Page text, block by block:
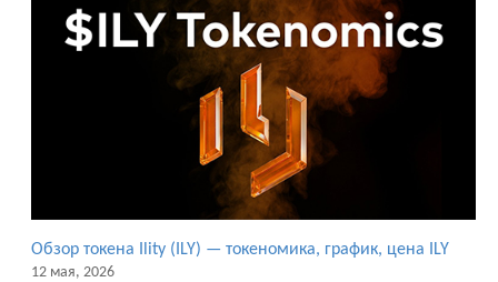
Обзор токена Ility (ILY) — токеномика, график, цена ILY
12 мая, 2026